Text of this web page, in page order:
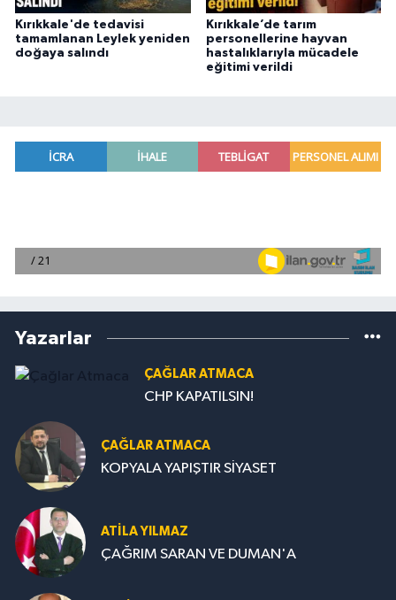
Kırıkkale'de tedavisi
tamamlanan Leylek yeniden
doğaya salındı
Kırıkkale’de tarım
personellerine hayvan
hastalıklarıyla mücadele
eğitimi verildi
Yazarlar
ÇAĞLAR ATMACA
CHP KAPATILSIN!
ÇAĞLAR ATMACA
KOPYALA YAPIŞTIR SİYASET
ATILA YILMAZ
ÇAĞRIM SARAN VE DUMAN'A